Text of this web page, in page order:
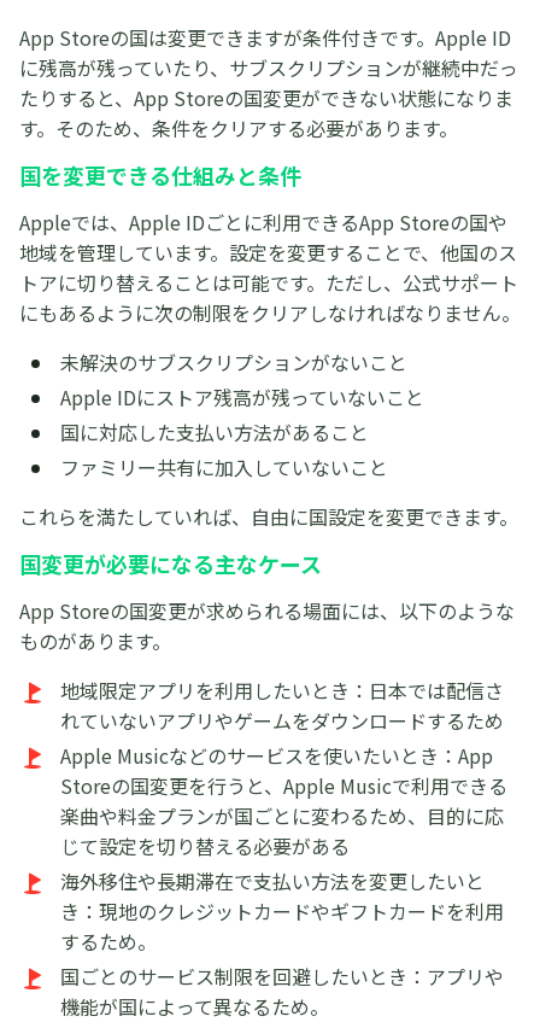
App Storeの国は変更できますが条件付きです。Apple ID
に残高が残っていたり、サブスクリプションが継続中だっ
たりすると、App Storeの国変更ができない状態になりま
す。そのため、条件をクリアする必要があります。
国を変更できる仕組みと条件
Appleでは、Apple IDごとに利用できるApp Storeの国や
地域を管理しています。設定を変更することで、他国のス
トアに切り替えることは可能です。ただし、公式サポート
にもあるように次の制限をクリアしなければなりません。
未解決のサブスクリプションがないこと
Apple IDにストア残高が残っていないこと
国に対応した支払い方法があること
ファミリー共有に加入していないこと
これらを満たしていれば、自由に国設定を変更できます。
国変更が必要になる主なケース
App Storeの国変更が求められる場面には、以下のような
ものがあります。
地域限定アプリを利用したいとき：日本では配信さ
れていないアプリやゲームをダウンロードするため
Apple Musicなどのサービスを使いたいとき：App
Storeの国変更を行うと、Apple Musicで利用できる
楽曲や料金プランが国ごとに変わるため、目的に応
じて設定を切り替える必要がある
海外移住や長期滞在で支払い方法を変更したいと
き：現地のクレジットカードやギフトカードを利用
するため。
国ごとのサービス制限を回避したいとき：アプリや
機能が国によって異なるため。